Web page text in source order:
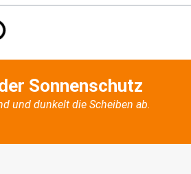
Sonnenschutz
und dunkelt die Scheiben ab.